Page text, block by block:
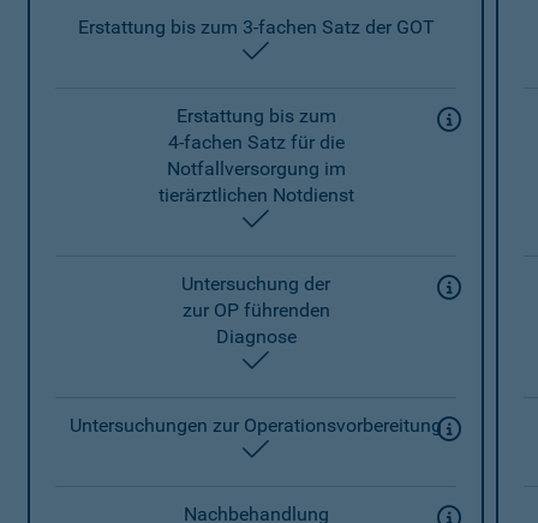
Erstattung bis zum 3-fachen Satz der GOT
Erstattung bis zum
4-fachen Satz für die
Notfallversorgung im
tierärztlichen Notdienst
Untersuchung der
zur OP führenden
Diagnose
Untersuchungen zur Operationsvorbereitung
Nachbehandlung